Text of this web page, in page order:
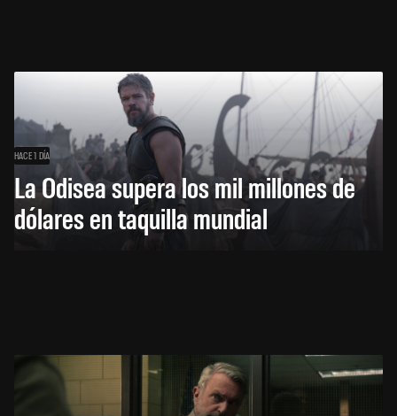
HACE 1 DÍA
La Odisea supera los mil millones de
dólares en taquilla mundial